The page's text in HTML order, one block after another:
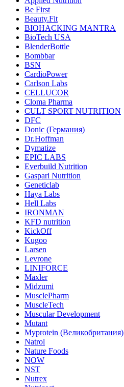
Be First
Beauty.Fit
BIOHACKING MANTRA
BioTech USA
BlenderBottle
Bombbar
BSN
CardioPower
Carlson Labs
CELLUCOR
Cloma Pharma
CULT SPORT NUTRITION
DFC
Donic (Германия)
Dr.Hoffman
Dymatize
EPIC LABS
Everbuild Nutrition
Gaspari Nutrition
Geneticlab
Haya Labs
Hell Labs
IRONMAN
KFD nutrition
KickOff
Kugoo
Larsen
Levrone
LINIFORCE
Maxler
Midzumi
MusclePharm
MuscleTech
Muscular Development
Mutant
Myprotein (Великобритания)
Natrol
Nature Foods
NOW
NST
Nutrex